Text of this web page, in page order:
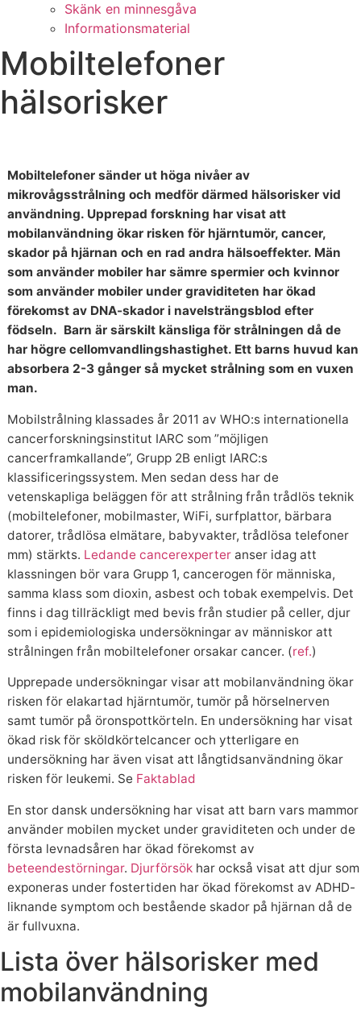
Skänk en minnesgåva
Informationsmaterial
Mobiltelefoner
hälsorisker
Mobiltelefoner sänder ut höga nivåer av
mikrovågsstrålning och medför därmed hälsorisker vid
användning. Upprepad forskning har visat att
mobilanvändning ökar risken för hjärntumör, cancer,
skador på hjärnan och en rad andra hälsoeffekter. Män
som använder mobiler har sämre spermier och kvinnor
som använder mobiler under graviditeten har ökad
förekomst av DNA-skador i navelsträngsblod efter
födseln. Barn är särskilt känsliga för strålningen då de
har högre cellomvandlingshastighet. Ett barns huvud kan
absorbera 2-3 gånger så mycket strålning som en vuxen
man.
Mobilstrålning klassades år 2011 av WHO:s internationella
cancerforskningsinstitut IARC som ”möjligen
cancerframkallande”, Grupp 2B enligt IARC:s
klassificeringssystem. Men sedan dess har de
vetenskapliga beläggen för att strålning från trådlös teknik
(mobiltelefoner, mobilmaster, WiFi, surfplattor, bärbara
datorer, trådlösa elmätare, babyvakter, trådlösa telefoner
mm) stärkts. Ledande cancerexperter anser idag att
klassningen bör vara Grupp 1, cancerogen för människa,
samma klass som dioxin, asbest och tobak exempelvis. Det
finns i dag tillräckligt med bevis från studier på celler, djur
som i epidemiologiska undersökningar av människor att
strålningen från mobiltelefoner orsakar cancer. (ref.)
Upprepade undersökningar visar att mobilanvändning ökar
risken för elakartad hjärntumör, tumör på hörselnerven
samt tumör på öronspottkörteln. En undersökning har visat
ökad risk för sköldkörtelcancer och ytterligare en
undersökning har även visat att långtidsanvändning ökar
risken för leukemi. Se Faktablad
En stor dansk undersökning har visat att barn vars mammor
använder mobilen mycket under graviditeten och under de
första levnadsåren har ökad förekomst av
beteendestörningar. Djurförsök har också visat att djur som
exponeras under fostertiden har ökad förekomst av ADHD-
liknande symptom och bestående skador på hjärnan då de
är fullvuxna.
Lista över hälsorisker med
mobilanvändning